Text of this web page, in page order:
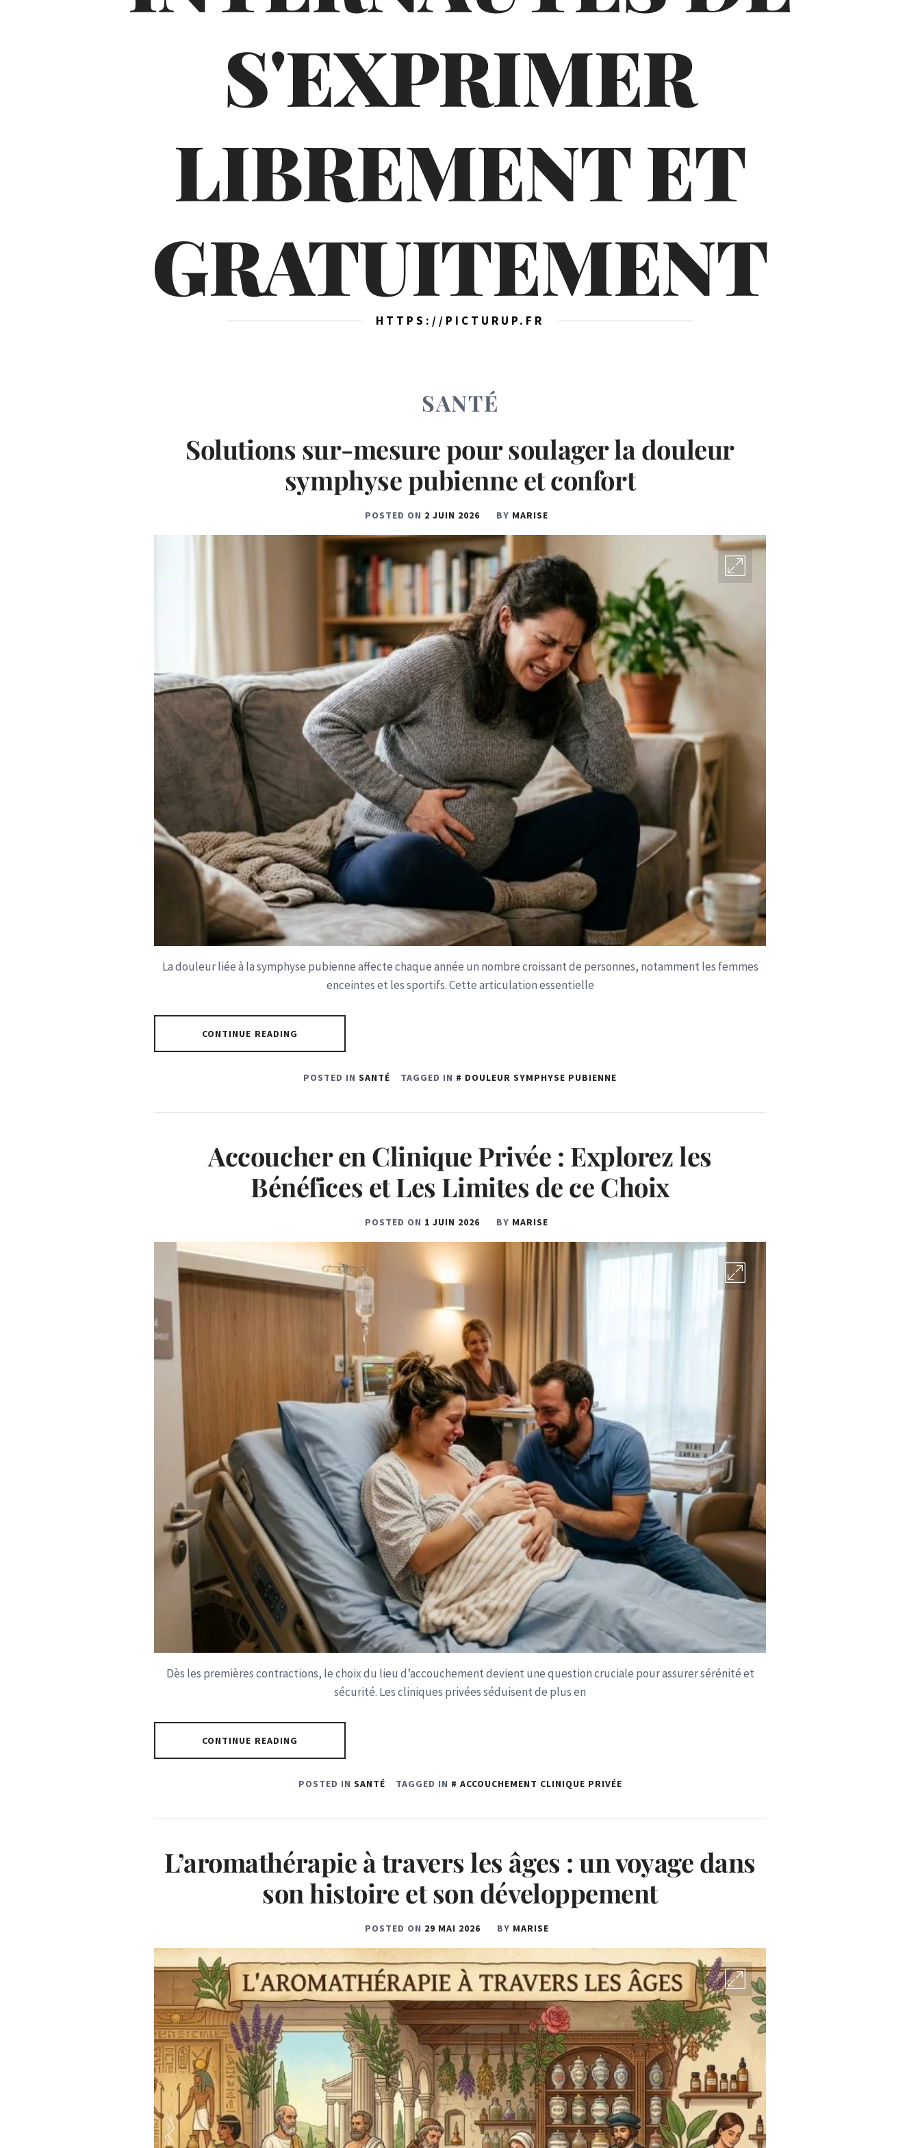
S'EXPRIMER
LIBREMENT ET
GRATUITEMENT
HTTPS://PICTURUP.FR
SANTÉ
Solutions sur-mesure pour soulager la douleur
symphyse pubienne et confort
POSTED ON 2 JUIN 2026 BY MARISE
La douleur liée à la symphyse pubienne affecte chaque année un nombre croissant de personnes, notamment les femmes
enceintes et les sportifs. Cette articulation essentielle
CONTINUE READING
POSTED IN SANTÉ TAGGED IN DOULEUR SYMPHYSE PUBIENNE
Accoucher en Clinique Privée : Explorez les
Bénéfices et Les Limites de ce Choix
POSTED ON 1 JUIN 2026 BY MARISE
Dès les premières contractions, le choix du lieu d’accouchement devient une question cruciale pour assurer sérénité et
sécurité. Les cliniques privées séduisent de plus en
CONTINUE READING
POSTED IN SANTÉ TAGGED IN ACCOUCHEMENT CLINIQUE PRIVÉE
L’aromathérapie à travers les âges : un voyage dans
son histoire et son développement
POSTED ON 29 MAI 2026 BY MARISE